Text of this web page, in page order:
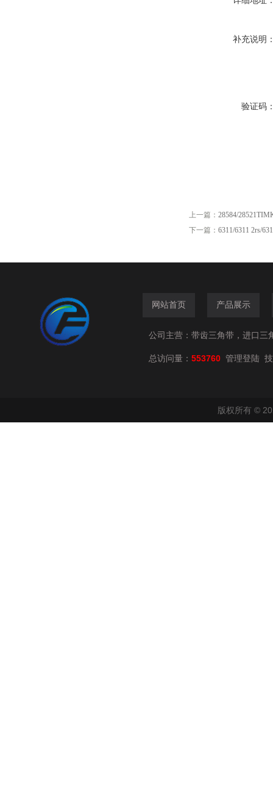
补充说明
验证码
上一篇： 28584/
下一篇： 6311/6311 2rs/
网站首页 产品展示
公司主营：带齿三角带，进口三
总访问量： 553760 管理登陆
版权所有 ©